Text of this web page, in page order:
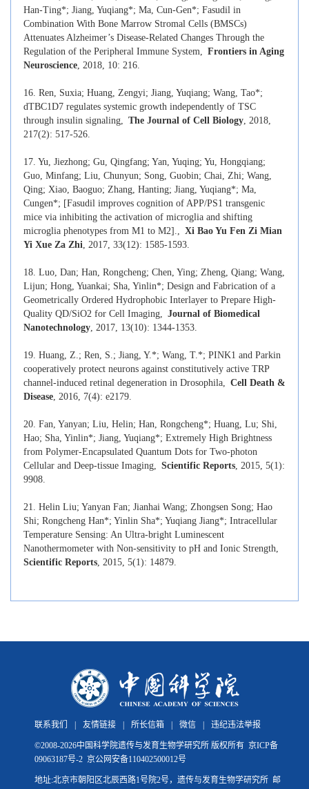
Han-Ting*; Jiang, Yuqiang*; Ma, Cun-Gen*; Fasudil in
Combination With Bone Marrow Stromal Cells (BMSCs)
Attenuates Alzheimer’s Disease-Related Changes Through the
Regulation of the Peripheral Immune System, Frontiers in Aging
Neuroscience, 2018, 10: 216.
16. Ren, Suxia; Huang, Zengyi; Jiang, Yuqiang; Wang, Tao*;
dTBC1D7 regulates systemic growth independently of TSC
through insulin signaling, The Journal of Cell Biology, 2018,
217(2): 517-526.
17. Yu, Jiezhong; Gu, Qingfang; Yan, Yuqing; Yu, Hongqiang;
Guo, Minfang; Liu, Chunyun; Song, Guobin; Chai, Zhi; Wang,
Qing; Xiao, Baoguo; Zhang, Hanting; Jiang, Yuqiang*; Ma,
Cungen*; [Fasudil improves cognition of APP/PS1 transgenic
mice via inhibiting the activation of microglia and shifting
microglia phenotypes from M1 to M2]., Xi Bao Yu Fen Zi Mian
Yi Xue Za Zhi, 2017, 33(12): 1585-1593.
18. Luo, Dan; Han, Rongcheng; Chen, Ying; Zheng, Qiang; Wang,
Lijun; Hong, Yuankai; Sha, Yinlin*; Design and Fabrication of a
Geometrically Ordered Hydrophobic Interlayer to Prepare High-
Quality QD/SiO2 for Cell Imaging, Journal of Biomedical
Nanotechnology, 2017, 13(10): 1344-1353.
19. Huang, Z.; Ren, S.; Jiang, Y.*; Wang, T.*; PINK1 and Parkin
cooperatively protect neurons against constitutively active TRP
channel-induced retinal degeneration in Drosophila, Cell Death &
Disease, 2016, 7(4): e2179.
20. Fan, Yanyan; Liu, Helin; Han, Rongcheng*; Huang, Lu; Shi,
Hao; Sha, Yinlin*; Jiang, Yuqiang*; Extremely High Brightness
from Polymer-Encapsulated Quantum Dots for Two-photon
Cellular and Deep-tissue Imaging, Scientific Reports, 2015, 5(1):
9908.
21. Helin Liu; Yanyan Fan; Jianhai Wang; Zhongsen Song; Hao
Shi; Rongcheng Han*; Yinlin Sha*; Yuqiang Jiang*; Intracellular
Temperature Sensing: An Ultra-bright Luminescent
Nanothermometer with Non-sensitivity to pH and Ionic Strength,
Scientific Reports, 2015, 5(1): 14879.
联系我们 友情链接 所长信箱 微信 违纪违法举报
©2008-2026中国科学院遗传与发育生物学研究所 版权所有 京ICP备
09063187号-2 京公网安备110402500012号
地址:北京市朝阳区北辰西路1号院2号，遗传与发育生物学研究所 邮